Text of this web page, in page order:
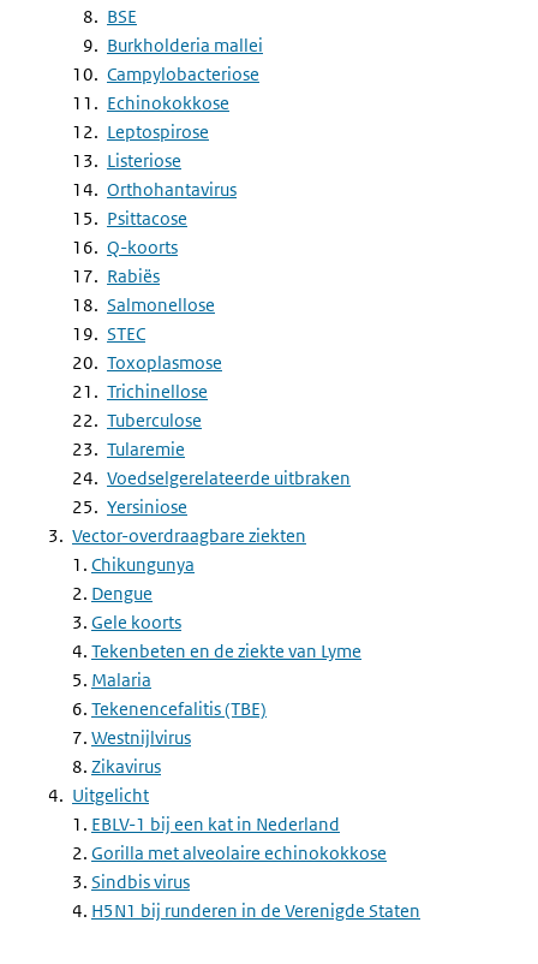
BSE
Burkholderia mallei
Campylobacteriose
Echinokokkose
Leptospirose
Listeriose
Orthohantavirus
Psittacose
Q-koorts
Rabiës
Salmonellose
STEC
Toxoplasmose
Trichinellose
Tuberculose
Tularemie
Voedselgerelateerde uitbraken
Yersiniose
Vector-overdraagbare ziekten
1. Chikungunya
2. Dengue
3. Gele koorts
4. Tekenbeten en de ziekte van Lyme
5. Malaria
6. Tekenencefalitis (TBE)
7. Westnijlvirus
8. Zikavirus
Uitgelicht
1. EBLV-1 bij een kat in Nederland
2. Gorilla met alveolaire echinokokkose
3. Sindbis virus
4. H5N1 bij runderen in de Verenigde Staten